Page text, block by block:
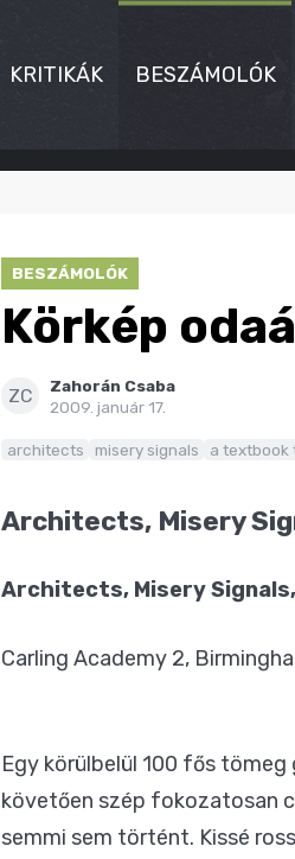
KRITIKÁK BESZÁMOLÓK
BESZÁMOLÓK
Körkép
ZC
Zahorán Csaba
2009. január 17.
architects misery signals a textbook
Architects, Misery
Architects, Misery
Carling Academy 2,
Egy körülbelül 100 fős
követően szép fokozatosan
semmi sem történt. Kissé